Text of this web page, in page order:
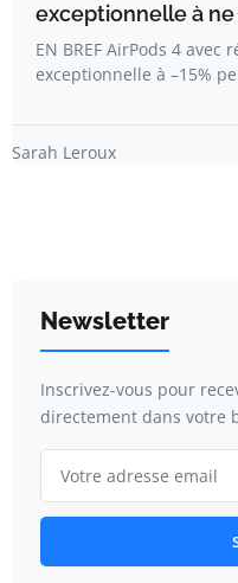
exceptionnelle à ne
EN BREF AirPods 4
exceptionnelle à –15%
Sarah Leroux
Newsletter
Inscrivez-vous pour
directement dans votre